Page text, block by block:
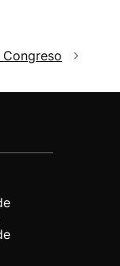
Congreso